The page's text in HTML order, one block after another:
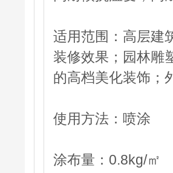
适用范围：高层建
装修效果；园林雕
的高档美化装饰；
使用方法：喷涂
涂布量：0.8kg/㎡